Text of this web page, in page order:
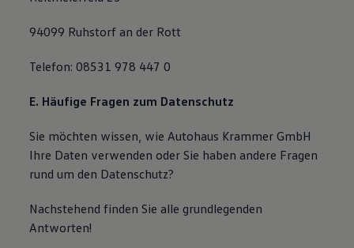
94099 Ruhstorf an der Rott
Telefon: 08531 978 447 0
E. Häufige Fragen zum Datenschutz
Sie möchten wissen, wie Autohaus Krammer GmbH
Ihre Daten verwenden oder Sie haben andere Fragen
rund um den Datenschutz?
Nachstehend finden Sie alle grundlegenden
Antworten!